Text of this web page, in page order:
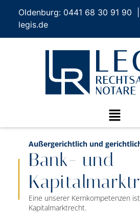
Oldenburg: 0441 68 30 91 90
legis.de
Außergerichtlich und
Bank- und
Eine unserer Kernkompetenzen
Kapitalmarktrecht.